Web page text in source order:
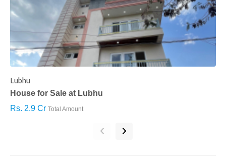
Lubhu
House for Sale at Lubhu
Rs. 2.9 Cr Total Amount
‹ ›